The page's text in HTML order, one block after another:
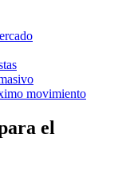
movimiento
el